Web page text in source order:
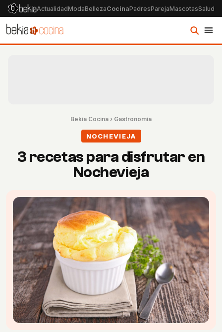
ActualidadModaBellezaCocinaPadresParejaMascotasSalud
Bekia Cocina › Gastronomía
NOCHEVIEJA
3 recetas para disfrutar en
Nochevieja